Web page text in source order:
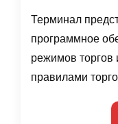
Терминал
программное
режимов торгов
правилами